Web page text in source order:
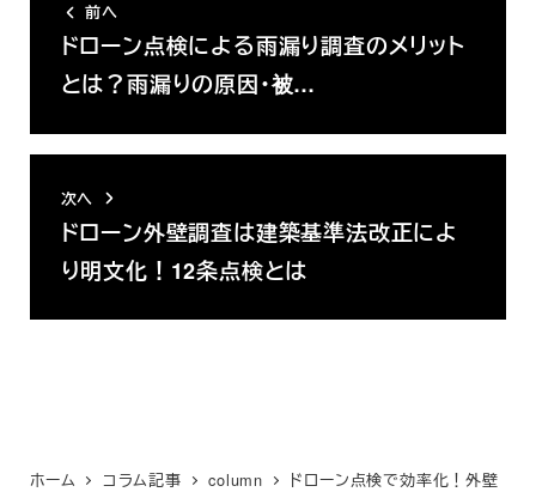
前へ
ドローン点検による雨漏り調査のメリット
とは？雨漏りの原因・被…
次へ
ドローン外壁調査は建築基準法改正によ
り明文化！12条点検とは
ホーム コラム記事 column
ドローン点検で効率化！外壁